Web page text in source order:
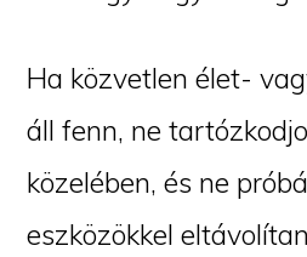
Ha közvetlen élet-
áll fenn, ne
közelében, és ne
eszközökkel